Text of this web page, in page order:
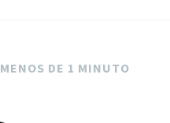
MENOS DE 1 MINUTO